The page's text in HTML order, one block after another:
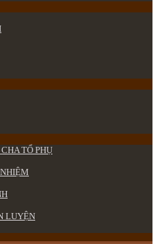
TỔ PHỤ
LUYỆN